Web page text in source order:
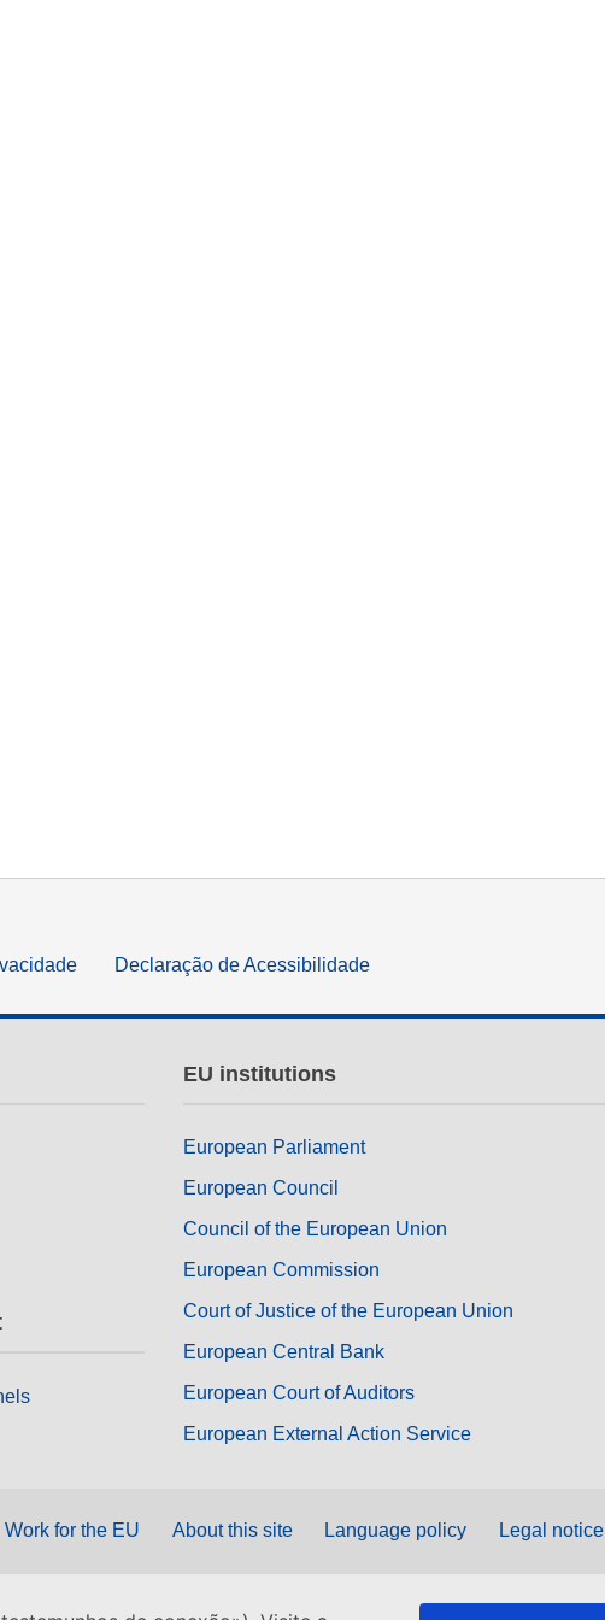
Declaração de Acessibilidade
EU institutions
European Parliament
European Council
Council of the European Union
European Commission
Court of Justice of the European Union
European Central Bank
European Court of Auditors
European External Action Service
Work for the EU About this site Language policy Legal notice